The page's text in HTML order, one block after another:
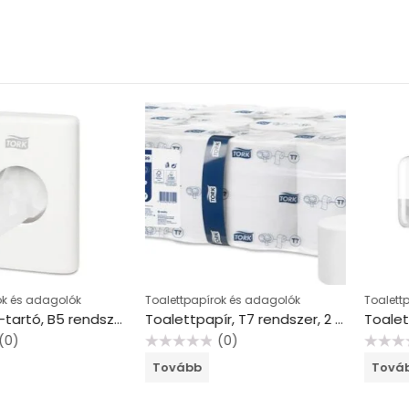
Intimtasak-tartó, B5 rendszer, Elevation, TORK, fehér
Toalettpapírok és adagolók
Toalettpapír, T7 rendszer, 2 rétegű, 13,1 cm átmérő, Advanced, TORK “Mid-size”, fehér
(0)
Tovább Tovább